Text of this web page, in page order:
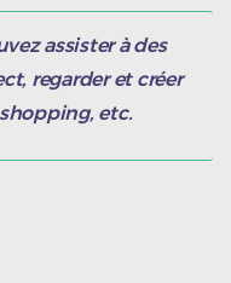
assister à des
regarder et créer
etc.